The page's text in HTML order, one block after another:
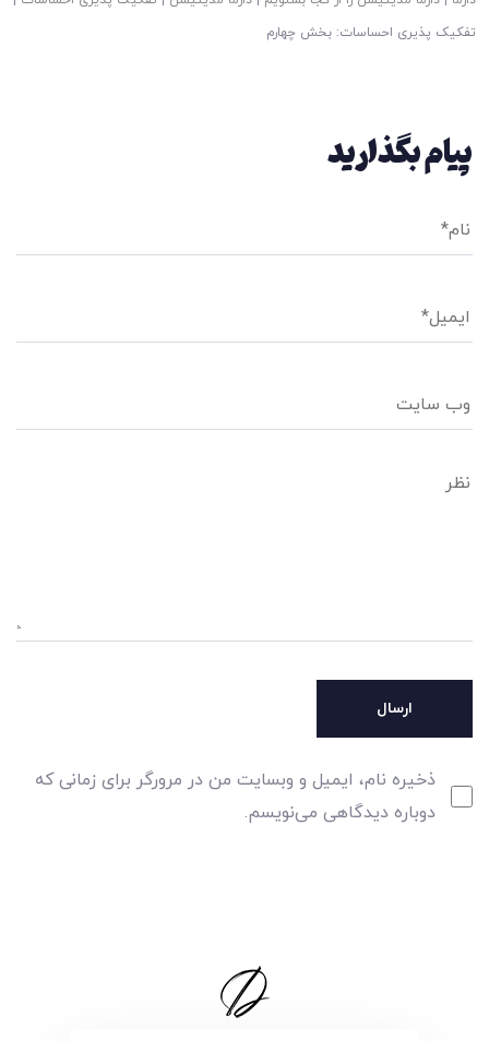
تفکیک پذیری احساسات: بخش چهارم
پیام بگذارید
ذخیره نام، ایمیل و وبسایت من در مرورگر برای زمانی که
دوباره دیدگاهی می‌نویسم.